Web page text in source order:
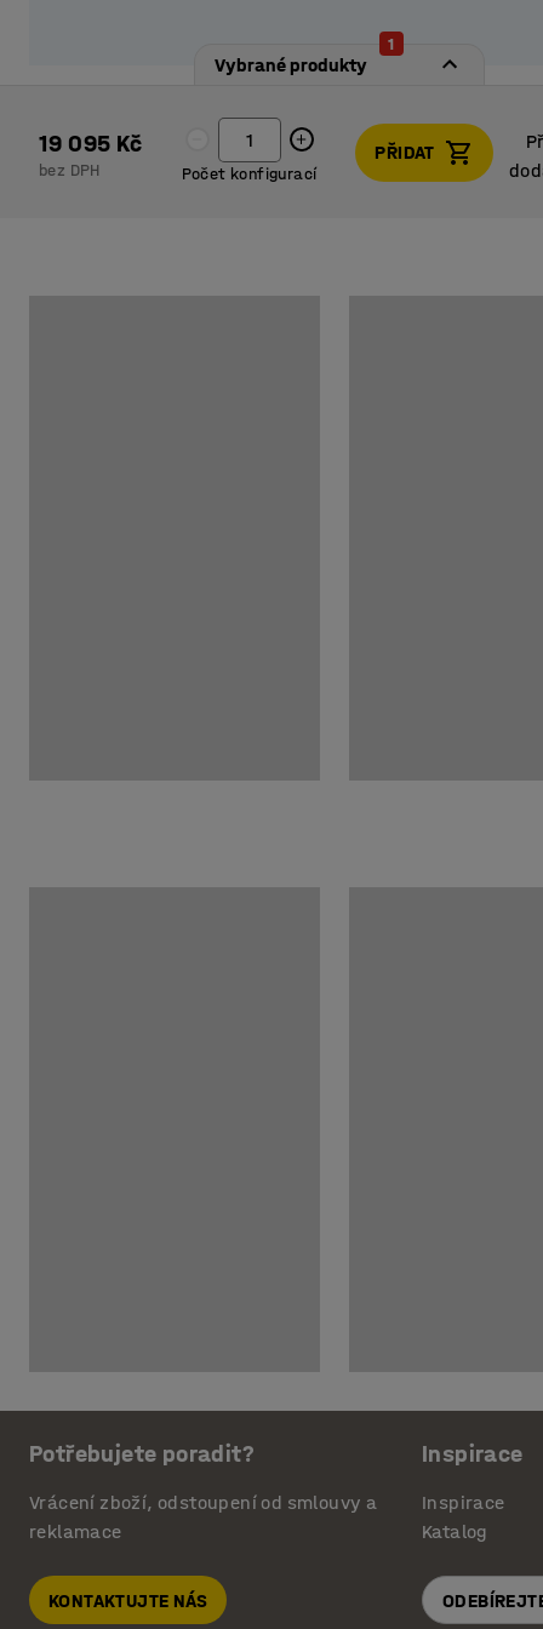
Vybrané produkty
1
19 095 Kč
bez DPH Počet konfigurací
PŘIDAT
Potřebujete poradit?
Vrácení zboží, odstoupení od smlouvy a
reklamace
KONTAKTUJTE NÁS
Inspirace
Inspirace
Katalog